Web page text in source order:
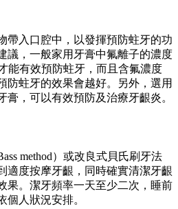
帶入口腔中，以發揮預防蛀牙的功
議，一般家用牙膏中氟離子的濃度
能有效預防蛀牙，而且含氟濃度
防蛀牙的效果會越好。另外，選用
膏，可以有效預防及治療牙齦炎。
method）或改良式貝氏刷牙法
適度按摩牙齦，同時確實清潔牙齦
果。潔牙頻率一天至少二次，睡前
個人狀況安排。